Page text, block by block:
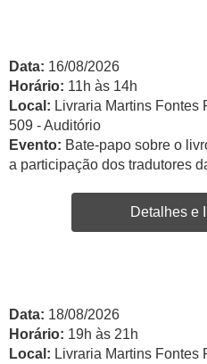
Data: 16/08/2026
Horário: 11h às 14h
Local: Livraria Martins Fontes
509 - Auditório
Evento: Bate-papo sobre o
a participação dos tradutores
Detalhes e
Data: 18/08/2026
Horário: 19h às 21h
Local: Livraria Martins Fontes